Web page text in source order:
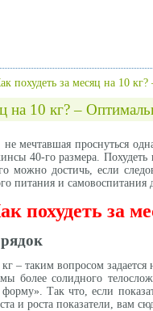
похудеть за месяц на 10
на 10 кг? –
мечтавшая проснуться
40-го размера. Похудеть
можно достичь, если
питания и самовоспитания
похудеть за
кг – таким вопросом
более солидного
Так что, если
и роста показатели, вам